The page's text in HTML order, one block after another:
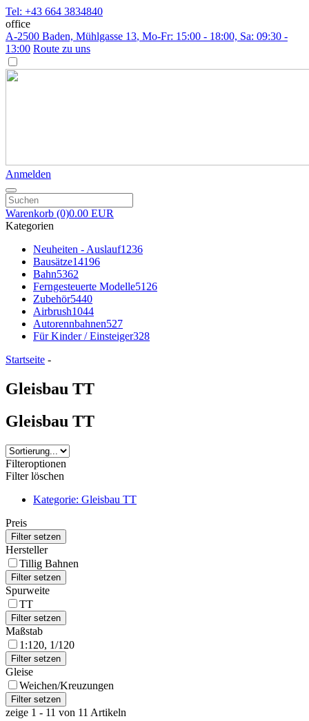
Tel: +43 664 3834840
office
A-2500 Baden, Mühlgasse 13, Mo-Fr: 15:00 - 18:00, Sa: 09:30 -
13:00 Route zu uns
Anmelden
Warenkorb (0)0.00 EUR
Kategorien
Neuheiten - Auslauf1236
Bausätze14196
Bahn5362
Ferngesteuerte Modelle5126
Zubehör5440
Airbrush1044
Autorennbahnen527
Für Kinder / Einsteiger328
Startseite -
Gleisbau TT
Gleisbau TT
Filteroptionen
Filter löschen
Kategorie: Gleisbau TT
Preis
Hersteller
Tillig Bahnen
Spurweite
TT
Maßstab
1:120, 1/120
Gleise
Weichen/Kreuzungen
zeige 1 - 11 von 11 Artikeln